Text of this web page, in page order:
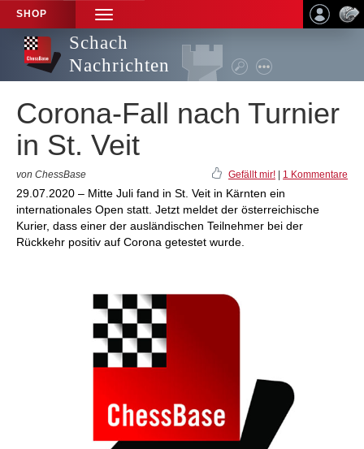
SHOP
TOGGLE
NAVIGATION
Schach
Nachrichten
Corona-Fall nach Turnier
in St. Veit
von ChessBase Gefällt mir! 1 Kommentare
29.07.2020 – Mitte Juli fand in St. Veit in Kärnten ein
internationales Open statt. Jetzt meldet der österreichische
Kurier, dass einer der ausländischen Teilnehmer bei der
Rückkehr positiv auf Corona getestet wurde.